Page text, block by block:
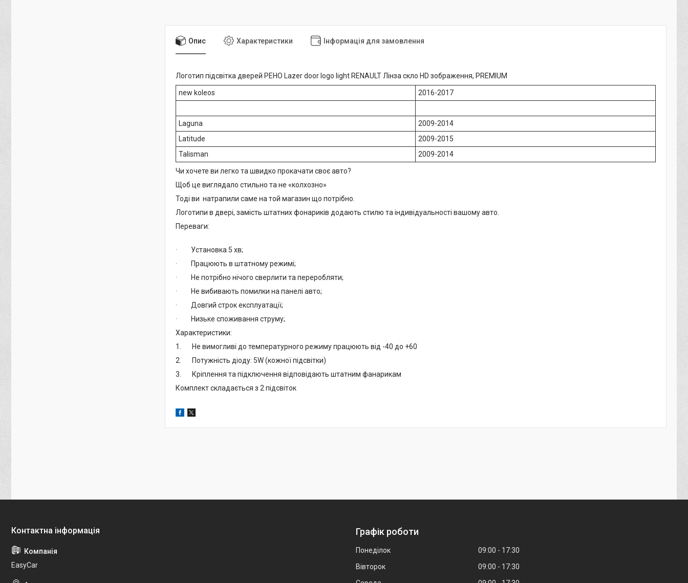
Опис Характеристики Інформація для замовлення
Логотип підсвітка дверей РЕНО Lazer door logo light RENAULT Лінза скло HD зображення, PREMIUM
new koleos 2016-2017
Laguna
2009-2014
Latitude
2009-2015
Talisman
2009-2014
Чи хочете ви легко та швидко прокачати своє авто?
Щоб це виглядало стильно та не «колхозно»
Тоді ви натрапили саме на той магазин що потрібно.
Логотипи в двері, замість штатних фонариків додають стилю та індивідуальності вашому авто.
Переваги:
· Установка 5 хв;
· Працюють в штатному режимі;
· Не потрібно нічого сверлити та переробляти;
· Не вибивають помилки на панелі авто;
· Довгий строк експлуатації;
· Низьке споживання струму;
Характеристики:
1. Не вимогливі до температурного режиму працюють від -40 до +60
2. Потужність діоду: 5W (кожної підсвітки)
3. Кріплення та підключення відповідають штатним фанарикам
Комплект складається з 2 підсвіток
EasyCar
Графік роботи
Понеділок 09:00
17:30
Вівторок
09:00
17:30